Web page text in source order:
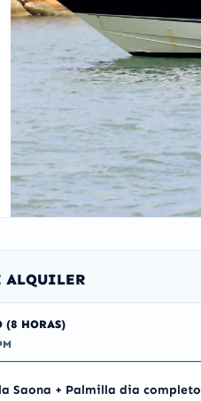
ALQUILER
(8 HORAS)
Saona + Palmilla dia completo